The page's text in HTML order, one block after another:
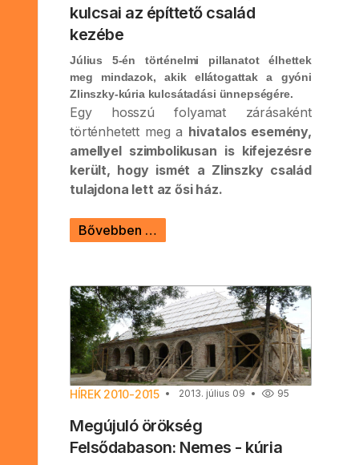
kulcsai az építtető család
kezébe
Július 5-én történelmi pillanatot élhettek
meg mindazok, akik ellátogattak a gyóni
Zlinszky-kúria kulcsátadási ünnepségére.
Egy hosszú folyamat zárásaként
történhetett meg a hivatalos esemény,
amellyel szimbolikusan is kifejezésre
került, hogy ismét a Zlinszky család
tulajdona lett az ősi ház.
Bővebben …
HÍREK 2010-2015 2013. július 09 95
Megújuló örökség
Felsődabason: Nemes - kúria